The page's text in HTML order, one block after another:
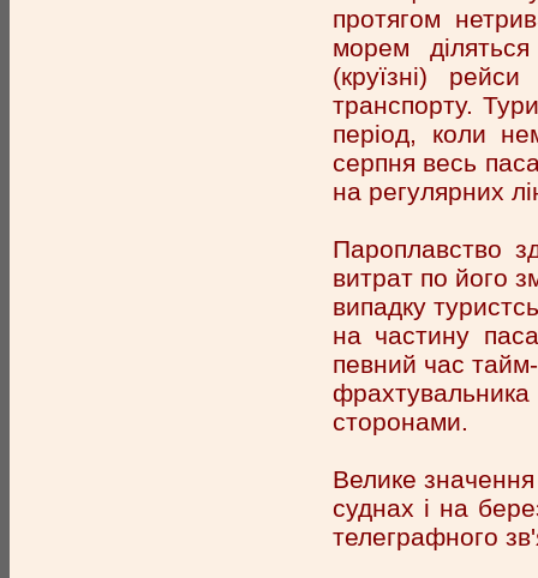
протягом
морем
(круїзні)
транспорту.
період, коли
серпня весь
на регулярних
Пароплавство
витрат по його
випадку
на частину
певний час тайм-
сторонами.
Велике
суднах і на
телеграфного